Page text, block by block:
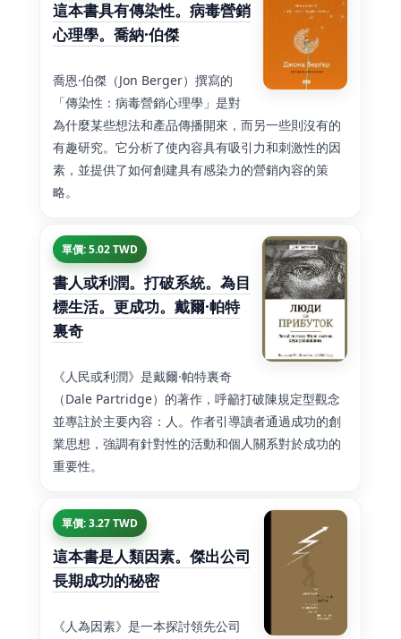
這本書具有傳染性。病毒營銷
心理學。喬納·伯傑
喬恩·伯傑（Jon Berger）撰寫的
「傳染性：病毒營銷心理學」是對
為什麼某些想法和產品傳播開來，而另一些則沒有的
有趣研究。它分析了使內容具有吸引力和刺激性的因
素，並提供了如何創建具有感染力的營銷內容的策
略。
單價: 5.02 TWD
書人或利潤。打破系統。為目
標生活。更成功。戴爾·帕特
裏奇
《人民或利潤》是戴爾·帕特裏奇
（Dale Partridge）的著作，呼籲打破陳規定型觀念
並專註於主要內容：人。作者引導讀者通過成功的創
業思想，強調有針對性的活動和個人關系對於成功的
重要性。
單價: 3.27 TWD
這本書是人類因素。傑出公司
長期成功的秘密
《人為因素》是一本探討領先公司